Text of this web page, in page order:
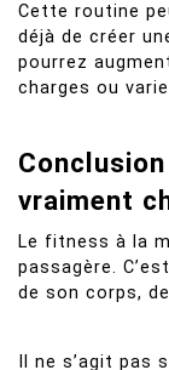
Cette routine
déjà de créer
pourrez
charges ou
vraiment
Le fitness à la
passagère.
de son corps,
Il ne s’agit pas